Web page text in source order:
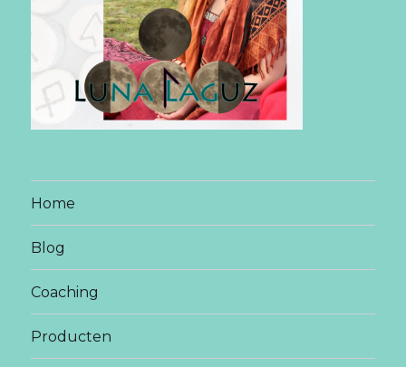
Home
Blog
Coaching
Producten